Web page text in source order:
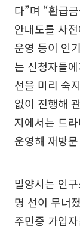
다”며 “환급
안내도를 사
운영 등이 인
는 신청자들
선을 미리 숙
없이 진행해
지에서는 드
운영해 재방
밀양시는 인
명 선이 무너
주민증 가입